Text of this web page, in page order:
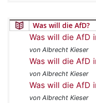
Was will die AfD?
Was will die AfD
von Albrecht Kieser
Was will die AfD
von Albrecht Kieser
Was will die AfD
von Albrecht Kieser